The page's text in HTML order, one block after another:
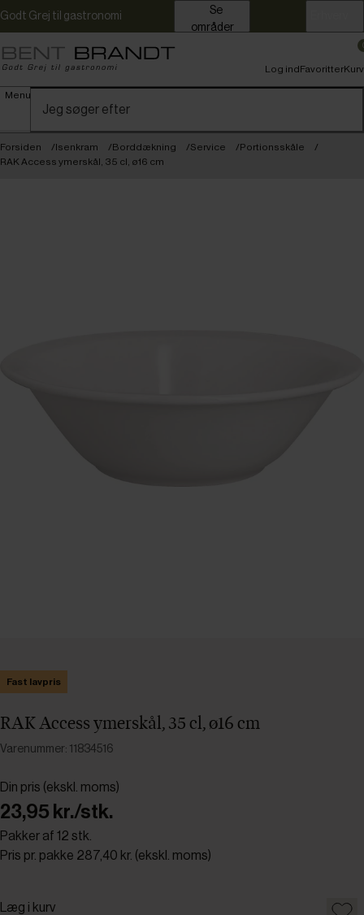
Godt Grej til gastronomi
områder
Menu
Log indFavoritterKurv
Forsiden Isenkram Borddækning Service
Portionsskåle
RAK Access ymerskål, 35 cl, ø16 cm
Fast lavpris
RAK Access ymerskål, 35 cl, ø16 cm
Varenummer: 11834516
Din pris (ekskl. moms)
23,95 kr./stk.
Pakker af 12 stk.
Pris pr. pakke 287,40 kr. (ekskl. moms)
Læg i kurv